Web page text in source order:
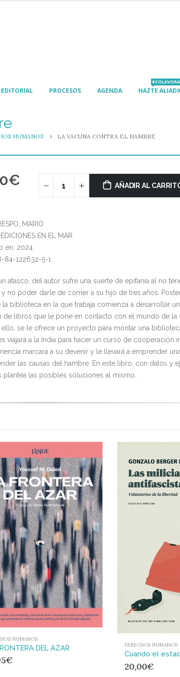
EDITORIAL PROCESOS AGENDA HAZTE
#COLAVORA
HUMANOS LA VACUNA CONTRA EL HAMBRE
€ AÑADIR AL
MARIO
EN EL MAR
en: 2024
84-122632-5-1
atasco, del autor sufre una suerte de epifanía al no
no poder darle de comer a su hijo de tres años.
la biblioteca en la que trabaja comienza a desarrollar
de libros que le pone en contacto con el mundo de la
ello, se le ofrece un proyecto para montar una
viajará a la India para hacer un curso de cooperación
marcará a su devenir y le llevará a emprender
las causas del hambre. En este libro, con datos y
plantea las posibles soluciones al mismo.
HUMANOS
DEL AZAR
€
DERECHOS HUMANOS
20,00€